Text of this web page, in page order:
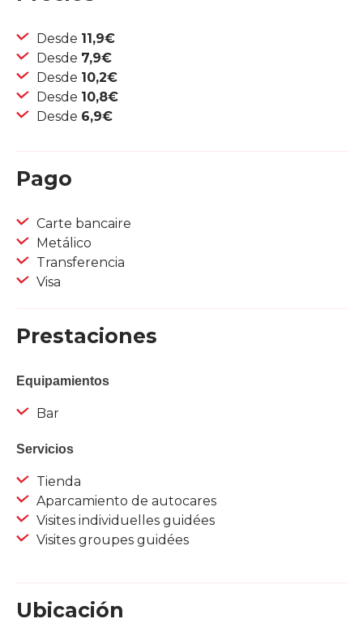
Desde 11,9€
Desde 7,9€
Desde 10,2€
Desde 10,8€
Desde 6,9€
Pago
Carte bancaire
Metálico
Transferencia
Visa
Prestaciones
Equipamientos
Bar
Servicios
Tienda
Aparcamiento de autocares
Visites individuelles guidées
Visites groupes guidées
Ubicación